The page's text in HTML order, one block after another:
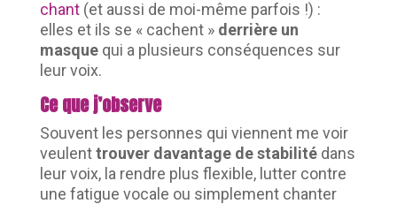
chant(et aussi de moi-même parfois !) :
elles et ils se « cachent »derrière un
masquequi a plusieurs conséquences sur
leur voix.
Ce que j’observe
Souvent les personnes qui viennent me voir
veulenttrouver davantage de stabilitédans
leur voix, la rendre plus flexible, lutter contre
une fatigue vocale ou simplement chanter